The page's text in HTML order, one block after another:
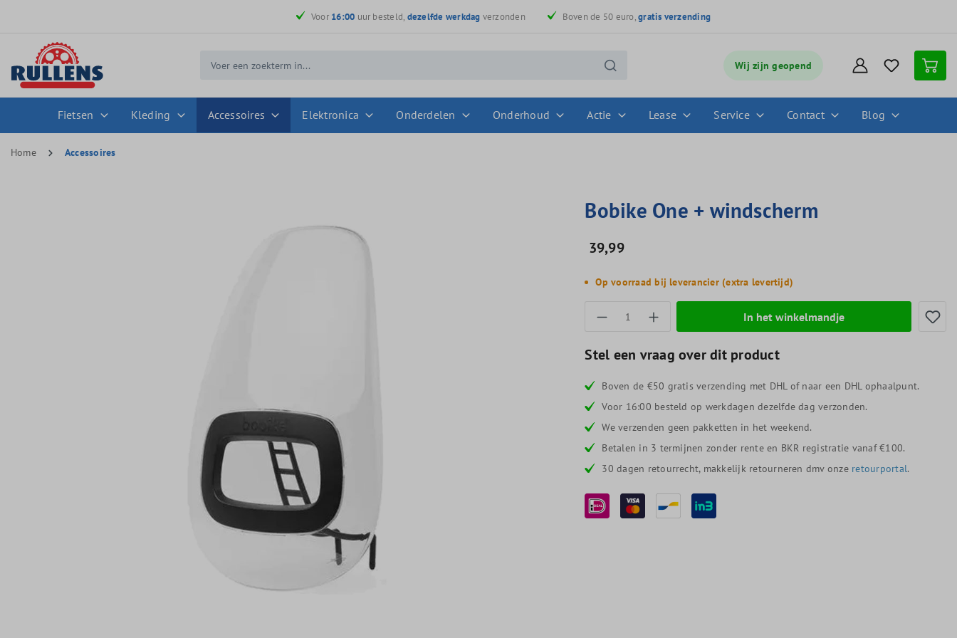
Voor 16:00 uur besteld, dezelfde werkdag verzonden Boven de 50 euro,gratis verzending
Wij zijn geopend
Fietsen Kleding Accessoires Elektronica Onderdelen Onderhoud Actie Lease Service Contact Blog
Home Accessoires
Bobike One + windscherm
39,99
Op voorraad bij leverancier (extra levertijd)
Producthoeveelheid: Voer de gewenste
In het winkelmandje
Stel een vraag over dit product
Boven de €50 gratis verzending met DHL of naar een DHL ophaalpunt.
Voor 16:00 besteld op werkdagen dezelfde dag verzonden.
We verzenden geen pakketten in het weekend.
Betalen in 3 termijnen zonder rente en BKR registratie vanaf €100.
30 dagen retourrecht, makkelijk retourneren dmv onze retourportal.